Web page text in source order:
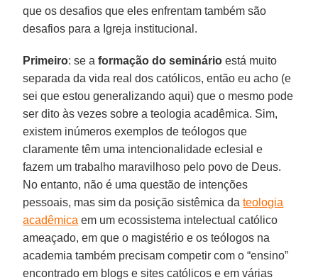
que os desafios que eles enfrentam também são
desafios para a Igreja institucional.
Primeiro: se aformação do seminário está muito
separada da vida real dos católicos, então eu acho (e
sei que estou generalizando aqui) que o mesmo pode
ser dito às vezes sobre a teologia acadêmica. Sim,
existem inúmeros exemplos de teólogos que
claramente têm uma intencionalidade eclesial e
fazem um trabalho maravilhoso pelo povo de Deus.
No entanto, não é uma questão de intenções
pessoais, mas sim da posição sistêmica dateologia
acadêmica em um ecossistema intelectual católico
ameaçado, em que o magistério e os teólogos na
academia também precisam competir com o “ensino”
encontrado em blogs e sites católicos e em várias